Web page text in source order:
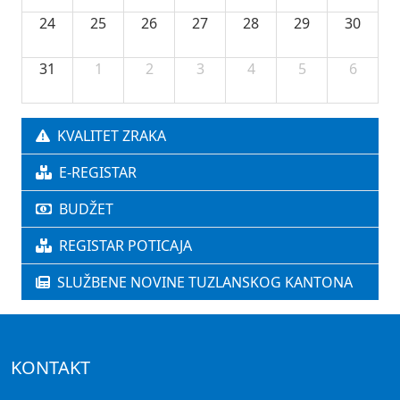
24 25 26 27 28 29 30
31 1 2 3 4 5 6
KVALITET ZRAKA
E-REGISTAR
BUDŽET
REGISTAR POTICAJA
SLUŽBENE NOVINE TUZLANSKOG KANTONA
KONTAKT